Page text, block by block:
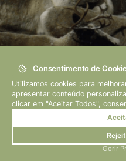
Edição 11
Consentimento de
Utilizamos cookies para
apresentar conteúdo
clicar em "Aceitar Todos",
Gerir